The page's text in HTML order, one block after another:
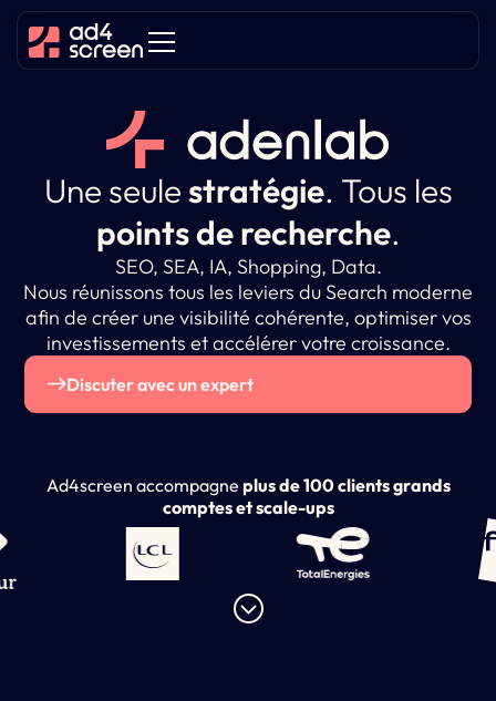
Une seulestratégie. Tous les
points de recherche.
SEO, SEA, IA, Shopping, Data.
Nous réunissons tous les leviers du Search moderne
afin de créer une visibilité cohérente, optimiser vos
investissements et accélérer votre croissance.
Discuter avec un expert
Ad4screen accompagne plus de 100 clients grands
comptes et scale-ups